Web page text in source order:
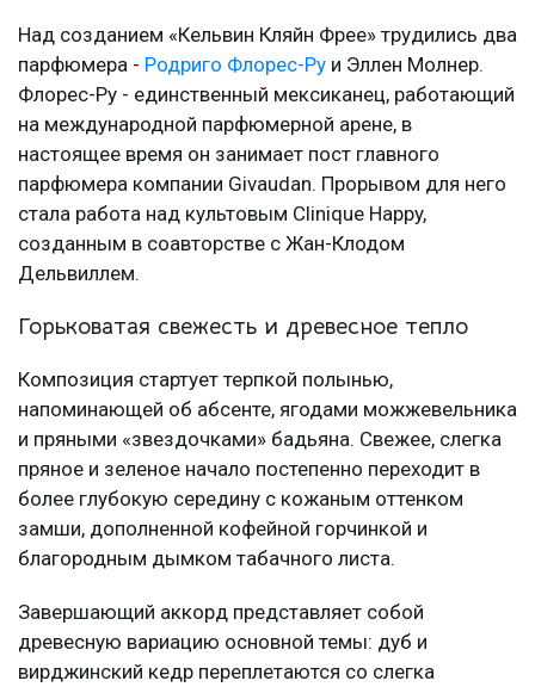
Над созданием «Кельвин Кляйн Фрее» трудились два
парфюмера - Родриго Флорес-Ру и Эллен Молнер.
Флорес-Ру - единственный мексиканец, работающий
на международной парфюмерной арене, в
настоящее время он занимает пост главного
парфюмера компании Givaudan. Прорывом для него
стала работа над культовым Clinique Happy,
созданным в соавторстве с Жан-Клодом
Дельвиллем.
Горьковатая свежесть и древесное тепло
Композиция стартует терпкой полынью,
напоминающей об абсенте, ягодами можжевельника
и пряными «звездочками» бадьяна. Свежее, слегка
пряное и зеленое начало постепенно переходит в
более глубокую середину с кожаным оттенком
замши, дополненной кофейной горчинкой и
благородным дымком табачного листа.
Завершающий аккорд представляет собой
древесную вариацию основной темы: дуб и
вирджинский кедр переплетаются со слегка